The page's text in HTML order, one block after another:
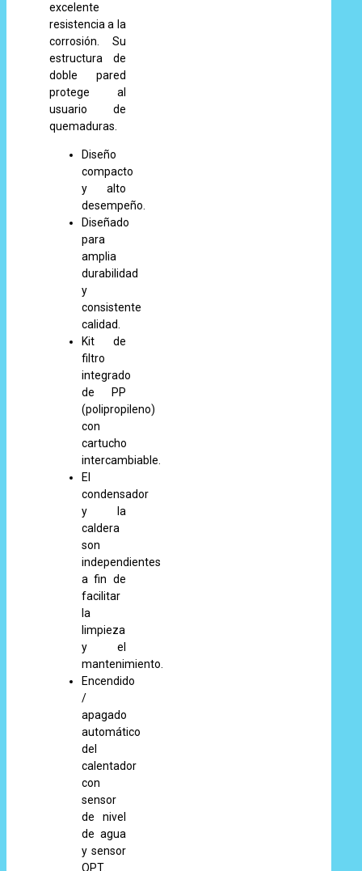
excelente
resistencia a la
corrosión. Su
estructura de
doble pared
protege al
usuario de
quemaduras.
Diseño
compacto
y alto
desempeño.
Diseñado
para
amplia
durabilidad
y
consistente
calidad.
Kit de
filtro
integrado
de PP
(polipropileno)
con
cartucho
intercambiable.
El
condensador
y la
caldera
son
independientes
a fin de
facilitar
la
limpieza
y el
mantenimiento.
Encendido
/
apagado
automático
del
calentador
con
sensor
de nivel
de agua
y sensor
OPT.